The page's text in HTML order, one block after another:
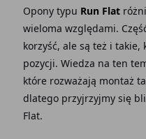
Opony typu Run Flat
wieloma względami.
korzyść, ale są też i
pozycji. Wiedza na ten
które rozważają montaż
dlatego przyjrzyjmy się
Flat.